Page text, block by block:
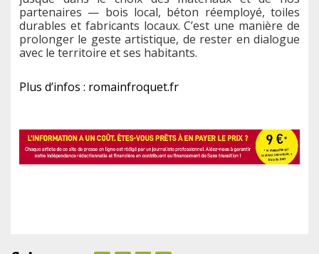
partenaires — bois local, béton réemployé, toiles
durables et fabricants locaux. C’est une manière de
prolonger le geste artistique, de rester en dialogue
avec le territoire et ses habitants.
Plus d’infos : romainfroquet.fr